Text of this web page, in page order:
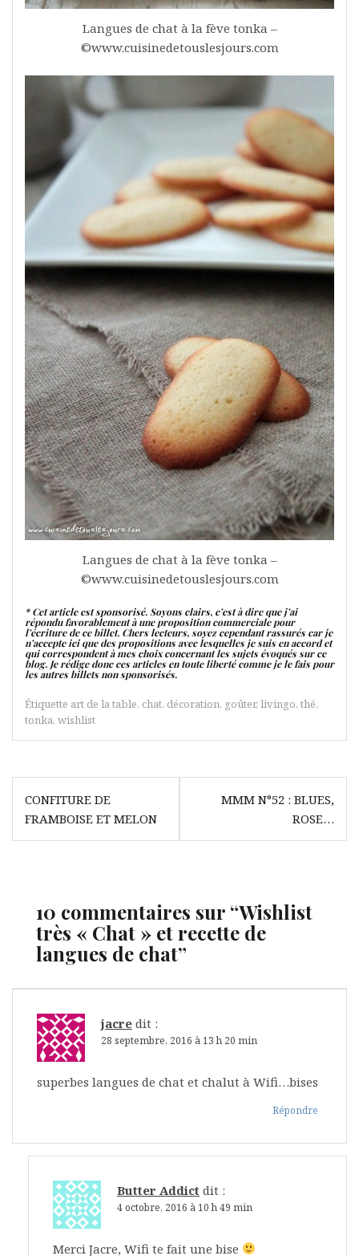
Langues de chat à la fève tonka –
©www.cuisinedetouslesjours.com
Langues de chat à la fève tonka –
©www.cuisinedetouslesjours.com
* Cet article est sponsorisé. Soyons clairs, c’est à dire que j’ai
répondu favorablement à une proposition commerciale pour
l’écriture de ce billet. Chers lecteurs, soyez cependant rassurés car je
n’accepte ici que des propositions avec lesquelles je suis en accord et
qui correspondent à mes choix concernant les sujets évoqués sur ce
blog. Je rédige donc ces articles en toute liberté comme je le fais pour
les autres billets non sponsorisés.
Étiquette art de la table, chat, décoration, goûter, livingo, thé,
tonka, wishlist
Navigation
de
l’article
CONFITURE DE
FRAMBOISE ET MELON
MMM N°52 : BLUES,
ROSE…
10 commentaires sur “Wishlist
très « Chat » et recette de
langues de chat”
jacre dit :
28 septembre, 2016 à 13 h 20 min
superbes langues de chat et chalut à Wifi…bises
Répondre
Butter Addict dit :
4 octobre, 2016 à 10 h 49 min
Merci Jacre, Wifi te fait une bise